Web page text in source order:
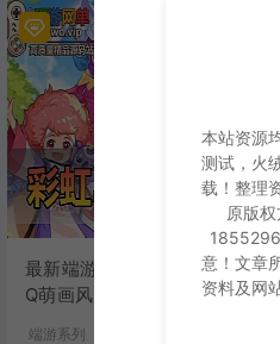
最新端游【彩虹岛S4】横版
Q萌画风免虚拟机本视频安装
端游系列
本站资源
测试，火
载！整理
原版
意！文章
资料及网